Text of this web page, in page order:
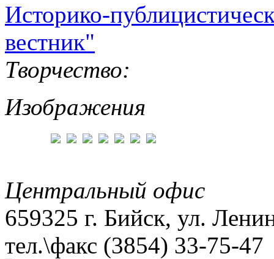
Историко-
вестник"
Творчество:
Изображения
Центральный офис
659325 г. Бийск, ул.
тел.\факс (3854) 33-75-47